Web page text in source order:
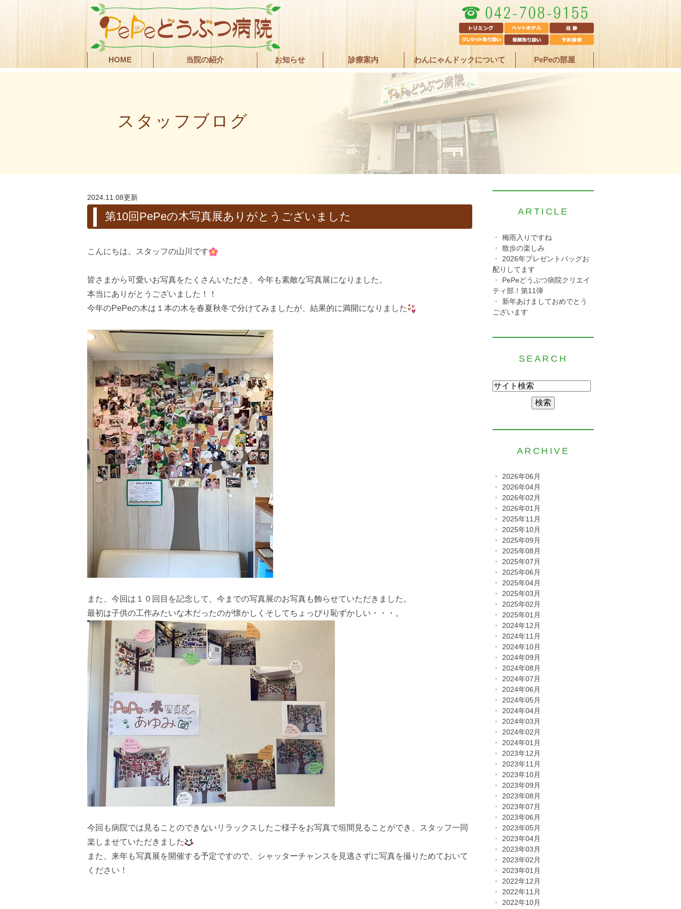
HOME 当院の紹介 お知らせ 診療案内 わんにゃんドックについて PePeの部屋
スタッフブログ
2024.11.08更新
第10回PePeの木写真展ありがとうございました
こんにちは。スタッフの山川です
皆さまから可愛いお写真をたくさんいただき、今年も素敵な写真展になりました。
本当にありがとうございました！！
今年のPePeの木は１本の木を春夏秋冬で分けてみましたが、結果的に満開になりました
また、今回は１０回目を記念して、今までの写真展のお写真も飾らせていただきました。
最初は子供の工作みたいな木だったのが懐かしくそしてちょっぴり恥ずかしい・・・。
今回も病院では見ることのできないリラックスしたご様子をお写真で垣間見ることができ、スタッフ一同
楽しませていただきました
また、来年も写真展を開催する予定ですので、シャッターチャンスを見逃さずに写真を撮りためておいて
ください！
ARTICLE
梅雨入りですね
散歩の楽しみ
2026年プレゼントバッグお
配りしてます
PePeどうぶつ病院クリエイ
ティ部！第11弾
新年あけましておめでとう
ございます
SEARCH
ARCHIVE
2026年06月
2026年04月
2026年02月
2026年01月
2025年11月
2025年10月
2025年09月
2025年08月
2025年07月
2025年06月
2025年04月
2025年03月
2025年02月
2025年01月
2024年12月
2024年11月
2024年10月
2024年09月
2024年08月
2024年07月
2024年06月
2024年05月
2024年04月
2024年03月
2024年02月
2024年01月
2023年12月
2023年11月
2023年10月
2023年09月
2023年08月
2023年07月
2023年06月
2023年05月
2023年04月
2023年03月
2023年02月
2023年01月
2022年12月
2022年11月
2022年10月